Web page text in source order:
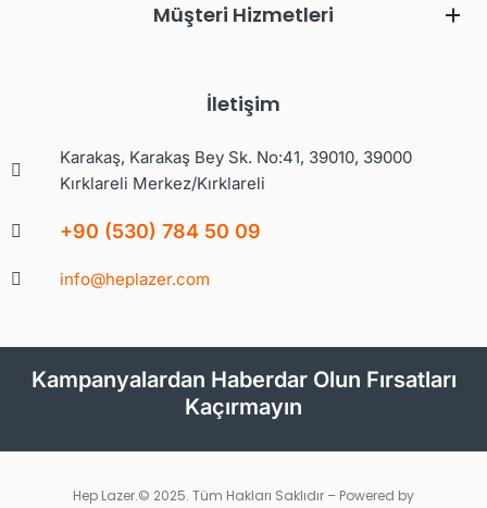
Müşteri Hizmetleri
İletişim
Karakaş, Karakaş Bey Sk. No:41, 39010, 39000
Kırklareli Merkez/Kırklareli
+90 (530) 784 50 09
info@heplazer.com
Kampanyalardan Haberdar Olun Fırsatları
Kaçırmayın
Hep Lazer.© 2025. Tüm Hakları Saklıdır – Powered by